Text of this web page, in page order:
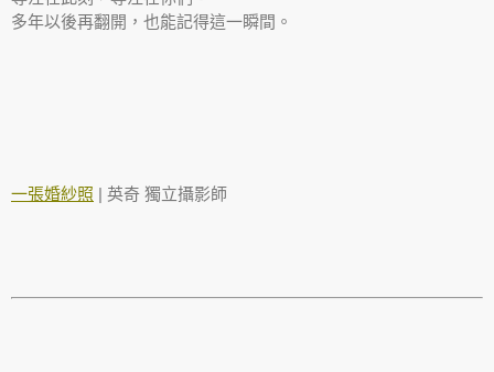
多年以後再翻開，也能記得這一瞬間。
一張婚紗照 | 英奇 獨立攝影師